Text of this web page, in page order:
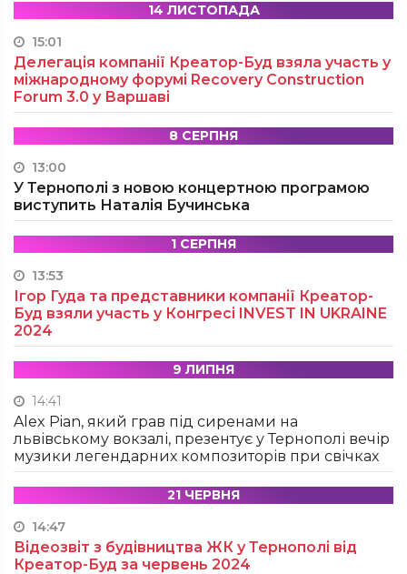
14 ЛИСТОПАДА
15:01
Делегація компанії Креатор-Буд взяла участь у
міжнародному форумі Recovery Construction
Forum 3.0 у Варшаві
8 СЕРПНЯ
13:00
У Тернополі з новою концертною програмою
виступить Наталія Бучинська
1 СЕРПНЯ
13:53
Ігор Гуда та представники компанії Креатор-
Буд взяли участь у Конгресі INVEST IN UKRAINE
2024
9 ЛИПНЯ
14:41
Alex Pian, який грав під сиренами на
львівському вокзалі, презентує у Тернополі вечір
музики легендарних композиторів при свічках
21 ЧЕРВНЯ
14:47
Відеозвіт з будівництва ЖК у Тернополі від
Креатор-Буд за червень 2024